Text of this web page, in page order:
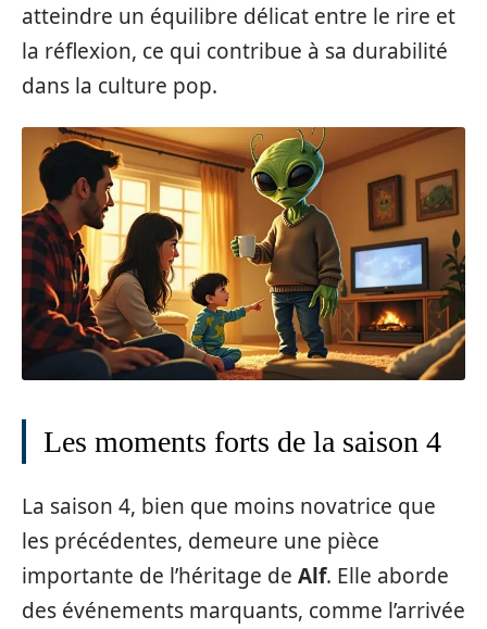
atteindre un équilibre délicat entre le rire et
la réflexion, ce qui contribue à sa durabilité
dans la culture pop.
Les moments forts de la saison 4
La saison 4, bien que moins novatrice que
les précédentes, demeure une pièce
importante de l’héritage de Alf. Elle aborde
des événements marquants, comme l’arrivée